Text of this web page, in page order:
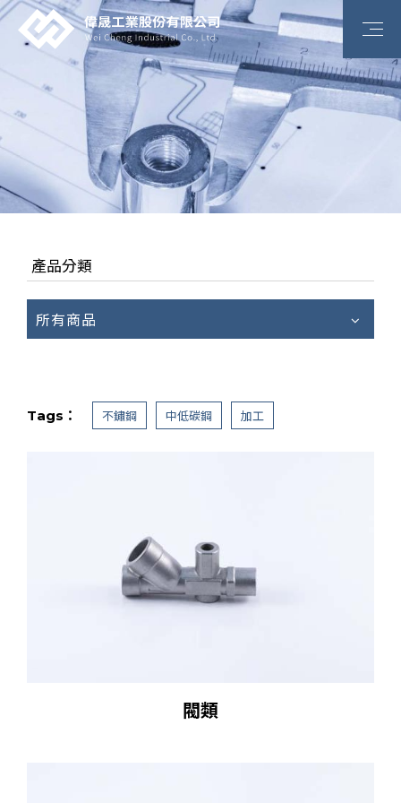
產品分類
所有商品
Tags： 不鏽鋼 中低碳鋼 加工
閥類